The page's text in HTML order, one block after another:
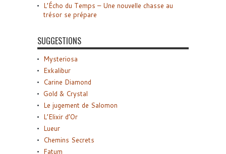
L’Écho du Temps – Une nouvelle chasse au
trésor se prépare
SUGGESTIONS
Mysteriosa
Exkalibur
Carine Diamond
Gold & Crystal
Le jugement de Salomon
L’Elixir d’Or
Lueur
Chemins Secrets
Fatum